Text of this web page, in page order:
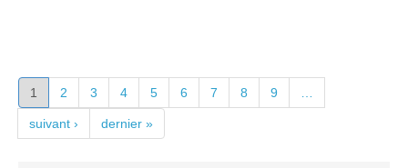
PAGES
1 2 3 4 5 6 7 8 9
suivant › dernier »